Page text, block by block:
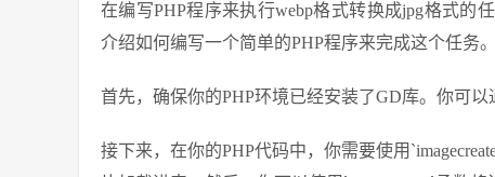
在编写PHP程序来执行webp格式转换成jpg格式的
介绍如何编写一个简单的PHP程序来完成这个任务。
首先，确保你的PHP环境已经安装了GD库。你可以
接下来，在你的PHP代码中，你需要使用